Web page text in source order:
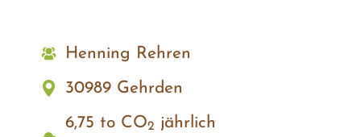
Henning Rehren
30989 Gehrden
6,75 to CO2 jährlich